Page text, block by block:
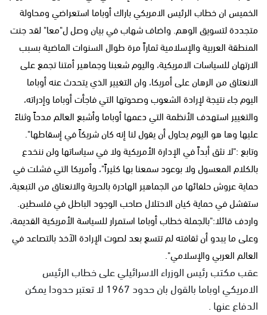
الخميس ان خطاب الرئيس الامريكي باراك أوباما استعراضي ومحاولة
متجددة لتسويق الوهم. واضاف شهاب في بيان وصل ل"معا" لقد جنت
المنطقة العربية والإسلامية ثماراً مرة طوال السنوات الماضية بسبب
الارتهان للسياسات الامريكية، واليوم شعبنا وجماهير أمتنا تجمع على
الانعتاق من الرهان على أمريكا، وان التغيير الذي يتحدث عنه أوباما
اليوم جاء نتيجة لإرادة الشعوب وصحوتها التي فاجأت أوباما وإدراته،
والتغيير استهدف الأنظمة التي دعمها أوباما وأشبع العالم مدحاً وثناءً
عليها وها هو اليوم يحاول أن يقول لنا إنه كان شريكاً في إسقاطها".
وتابع :"لا نثق أبداً في الإدارة الأمريكية ولا في سياساتها ولن ننخدع
بالكلام المعسول ولا بوعود سمعنا بها كثيراً"، وأمريكا التي فشلت في
حماية عروش حلفائها من الجماهير الهادرة بالحرية والانعتاق من التبعية،
ستفشل في حماية كيان الاحتلال صاحب الوجود الباطل في فلسطين.
واردف قائلا:"بالجملة خطاب أوباما استمرار للسياسة الأمريكية القديمة،
وعلى ما يبدو أن ثقافته لم تتسع بعد لصوت الإرادة الآخذ بالتصاعد في
العالم العربي والإسلامي".
عقب مكتب رئيس الوزراء الاسرائيلي على خطاب الرئيس
الامريكي اوباما بالقول بان حدود 1967 لا تعتبر حدودا يمكن
الدفاع عنها .